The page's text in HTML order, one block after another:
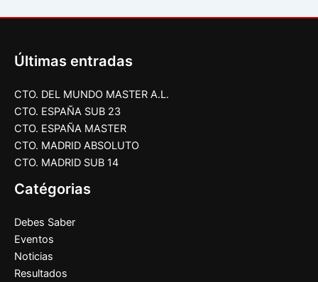
Últimas entradas
CTO. DEL MUNDO MASTER A.L.
CTO. ESPAÑA SUB 23
CTO. ESPAÑA MASTER
CTO. MADRID ABSOLUTO
CTO. MADRID SUB 14
Catégorias
Debes Saber
Eventos
Noticias
Resultados